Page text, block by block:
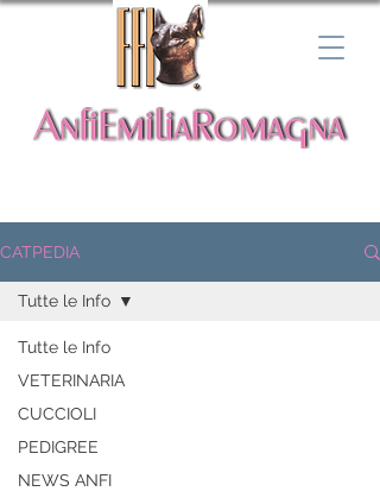
CATPEDIA
Tutte le Info
VETERINARIA
CUCCIOLI
PEDIGREE
NEWS ANFI
Tutte le Info